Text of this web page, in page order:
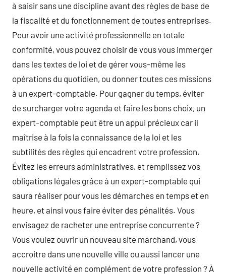
à saisir sans une discipline avant des règles de base de
la fiscalité et du fonctionnement de toutes entreprises.
Pour avoir une activité professionnelle en totale
conformité, vous pouvez choisir de vous vous immerger
dans les textes de loi et de gérer vous-même les
opérations du quotidien, ou donner toutes ces missions
à un expert-comptable. Pour gagner du temps, éviter
de surcharger votre agenda et faire les bons choix, un
expert-comptable peut être un appui précieux car il
maîtrise à la fois la connaissance de la loi et les
subtilités des règles qui encadrent votre profession.
Évitez les erreurs administratives, et remplissez vos
obligations légales grâce à un expert-comptable qui
saura réaliser pour vous les démarches en temps et en
heure, et ainsi vous faire éviter des pénalités. Vous
envisagez de racheter une entreprise concurrente ?
Vous voulez ouvrir un nouveau site marchand, vous
accroitre dans une nouvelle ville ou aussi lancer une
nouvelle activité en complément de votre profession ? À